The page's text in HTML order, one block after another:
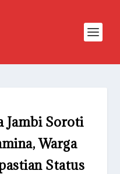
Jambi Soroti
Warga
Status